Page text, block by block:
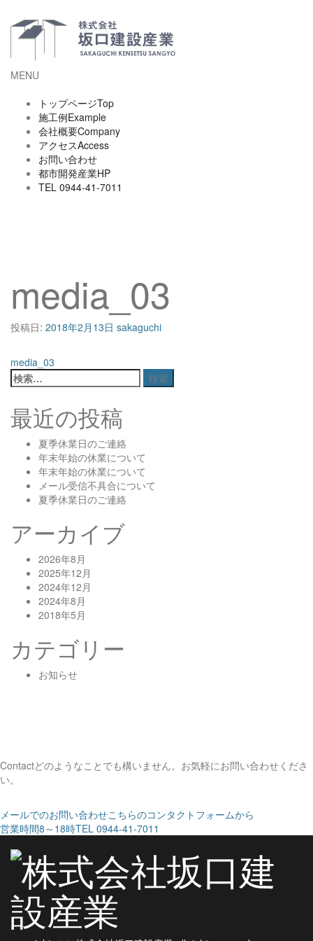
MENU
トップページTop
施工例Example
会社概要Company
アクセスAccess
お問い合わせ
都市開発産業HP
TEL 0944-41-7011
media_03
投稿日: 2018年2月13日 sakaguchi
投
稿
ナ
ビ
ゲ
ー
シ
ョ
ン
media_03
検
索:
最近の投稿
夏季休業日のご連絡
年末年始の休業について
年末年始の休業について
メール受信不具合について
夏季休業日のご連絡
アーカイブ
2026年8月
2025年12月
2024年12月
2024年8月
2018年5月
カテゴリー
お知らせ
Contactどのようなことでも構いません。お気軽にお問い合わせくださ
い。
メールでのお問い合わせこちらのコンタクトフォームから
営業時間8～18時TEL 0944-41-7011